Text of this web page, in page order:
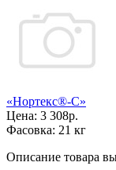
«Нортекс®-С»
Цена: 3 308р.
Фасовка: 21 кг
Описание товара